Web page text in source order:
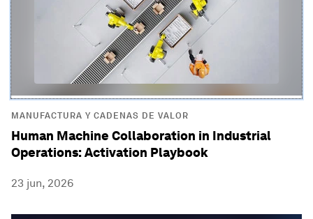
MANUFACTURA Y CADENAS DE VALOR
Human Machine Collaboration in Industrial
Operations: Activation Playbook
23 jun, 2026